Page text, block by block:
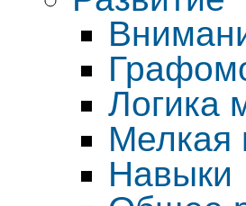
Логика
Мелкая
Навыки